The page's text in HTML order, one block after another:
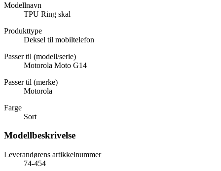
Modellnavn
TPU Ring skal
Produkttype
Deksel til mobiltelefon
Passer til (modell/serie)
Motorola Moto G14
Passer til (merke)
Motorola
Farge
Sort
Modellbeskrivelse
Leverandørens artikkelnummer
74-454